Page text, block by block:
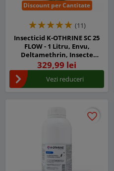
Discount per Cantitate
(11)
Insecticid K-OTHRINE SC 25
FLOW - 1 Litru, Envu,
Deltamethrin, Insecte
Zburatoare si Taratoare,
Efect de Soc
329,99 lei
Vezi reduceri
favorite_border
favorite_border